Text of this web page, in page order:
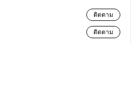
ติดตาม
ติดตาม